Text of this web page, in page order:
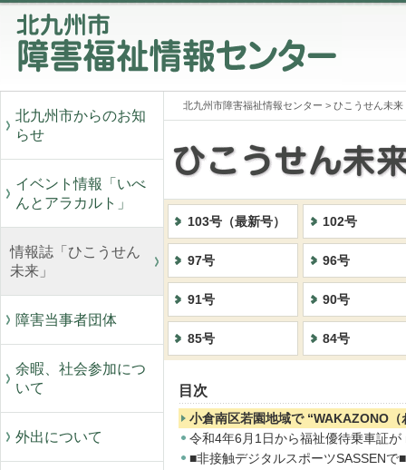
北九州市からのお知
らせ
イベント情報「いべ
んとアラカルト」
情報誌「ひこうせん
未来」
障害当事者団体
余暇、社会参加につ
いて
外出について
北九州市障害福祉情報センター > ひこうせん未来
103号（最新号） 102号
97号 96号
91号 90号
85号 84号
目次
小倉南区若園地域で “WAKAZONO
令和4年6月1日から福祉優待乗車証
■非接触デジタルスポーツSASSEN